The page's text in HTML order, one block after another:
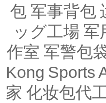
包 军事背包
ッグ工場 军
作室 军警包
Kong Sports
家 化妆包代